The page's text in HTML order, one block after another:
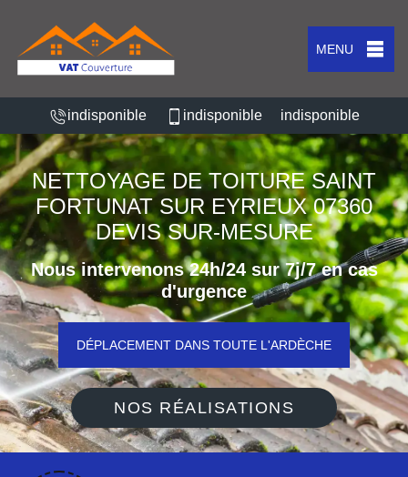
MENU
indisponible indisponible indisponible
NETTOYAGE DE TOITURE SAINT
FORTUNAT SUR EYRIEUX 07360
DEVIS SUR-MESURE
Nous intervenons 24h/24 sur 7j/7 en cas
d'urgence
DÉPLACEMENT DANS TOUTE L'ARDÈCHE
NOS RÉALISATIONS